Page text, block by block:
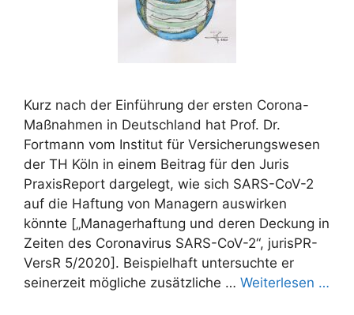
Kurz nach der Einführung der ersten Corona-
Maßnahmen in Deutschland hat Prof. Dr.
Fortmann vom Institut für Versicherungswesen
der TH Köln in einem Beitrag für den Juris
PraxisReport dargelegt, wie sich SARS-CoV-2
auf die Haftung von Managern auswirken
könnte [„Managerhaftung und deren Deckung in
Zeiten des Coronavirus SARS-CoV-2“, jurisPR-
VersR 5/2020]. Beispielhaft untersuchte er
seinerzeit mögliche zusätzliche … Weiterlesen …